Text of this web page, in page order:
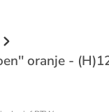
oranje -